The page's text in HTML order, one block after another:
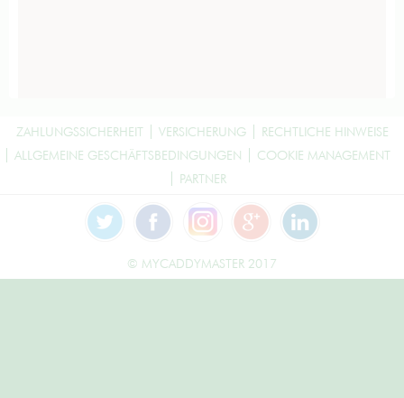
ZAHLUNGSSICHERHEIT VERSICHERUNG
RECHTLICHE HINWEISE
ALLGEMEINE GESCHÄFTSBEDINGUNGEN
COOKIE MANAGEMENT
PARTNER
© MYCADDYMASTER 2017